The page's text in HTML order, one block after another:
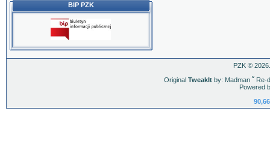
BIP PZK
PZK ©
Original TweakItby: Madman ˇRe-
Powered